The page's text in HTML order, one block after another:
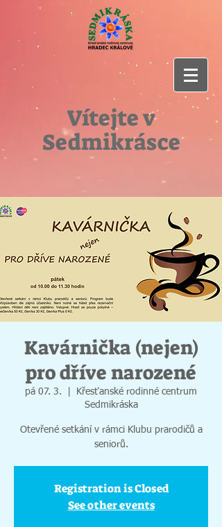
Vítejte v
Sedmikrásce
Kavárnička (nejen)
pro dříve narozené
pá 07. 3.
Křesťanské rodinné centrum
Sedmikráska
Otevřené setkání v rámci Klubu prarodičů a
seniorů.
Registration is Closed
See other events